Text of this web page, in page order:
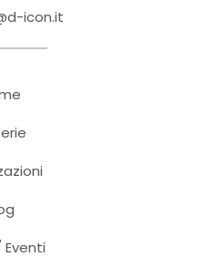
icon.it
Eventi